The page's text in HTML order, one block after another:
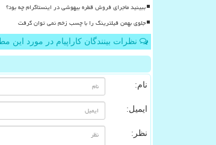
ببینید ماجرای فروش قطره بیهوشی در اینستاگرام چه بود؟
جلوی بهمن فیلترینگ را با چسب زخم نمی توان گرفت
نظرات بینندگان کاراپیام در مورد این
نام:
ایمیل:
نظر: